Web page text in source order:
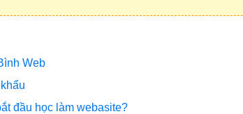
Web
đầu học làm webasite?